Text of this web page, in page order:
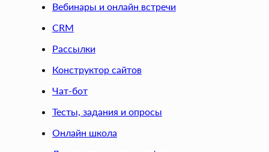
Вебинары и онлайн встречи
CRM
Рассылки
Конструктор сайтов
Чат-бот
Тесты, задания и опросы
Онлайн школа